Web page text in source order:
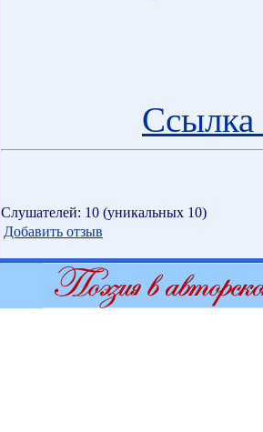
Ссылка
Слушателей: 10 (уникальных 10)
Добавить отзыв